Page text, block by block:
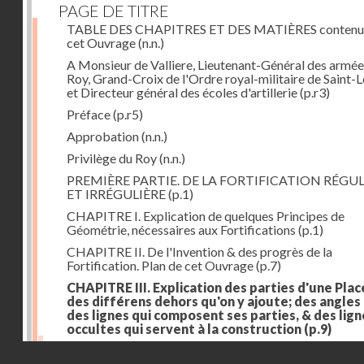
PAGE DE TITRE
TABLE DES CHAPITRES ET DES MATIÈRES
cet Ouvrage(n.n.)
A Monsieur de Valliere, Lieutenant-Général des
Roy, Grand-Croix de l'Ordre royal-militaire de Saint-
et Directeur général des écoles d'artillerie(p.r3)
Préface(p.r5)
Approbation(n.n.)
Privilège du Roy(n.n.)
PREMIÈRE PARTIE. DE LA FORTIFICATION
ET IRRÉGULIÈRE(p.1)
CHAPITRE I. Explication de quelques Principes de
Géométrie, nécessaires aux Fortifications (p.1)
CHAPITRE II. De l'Invention & des progrès de la
Fortification. Plan de cet Ouvrage(p.7)
CHAPITRE III. Explication des parties d'une
des différens dehors qu'on y ajoute; des angles
des lignes qui composent ses parties, & des
occultes qui servent à la construction (p.9)
Des lignes & des angles qui composent les parties